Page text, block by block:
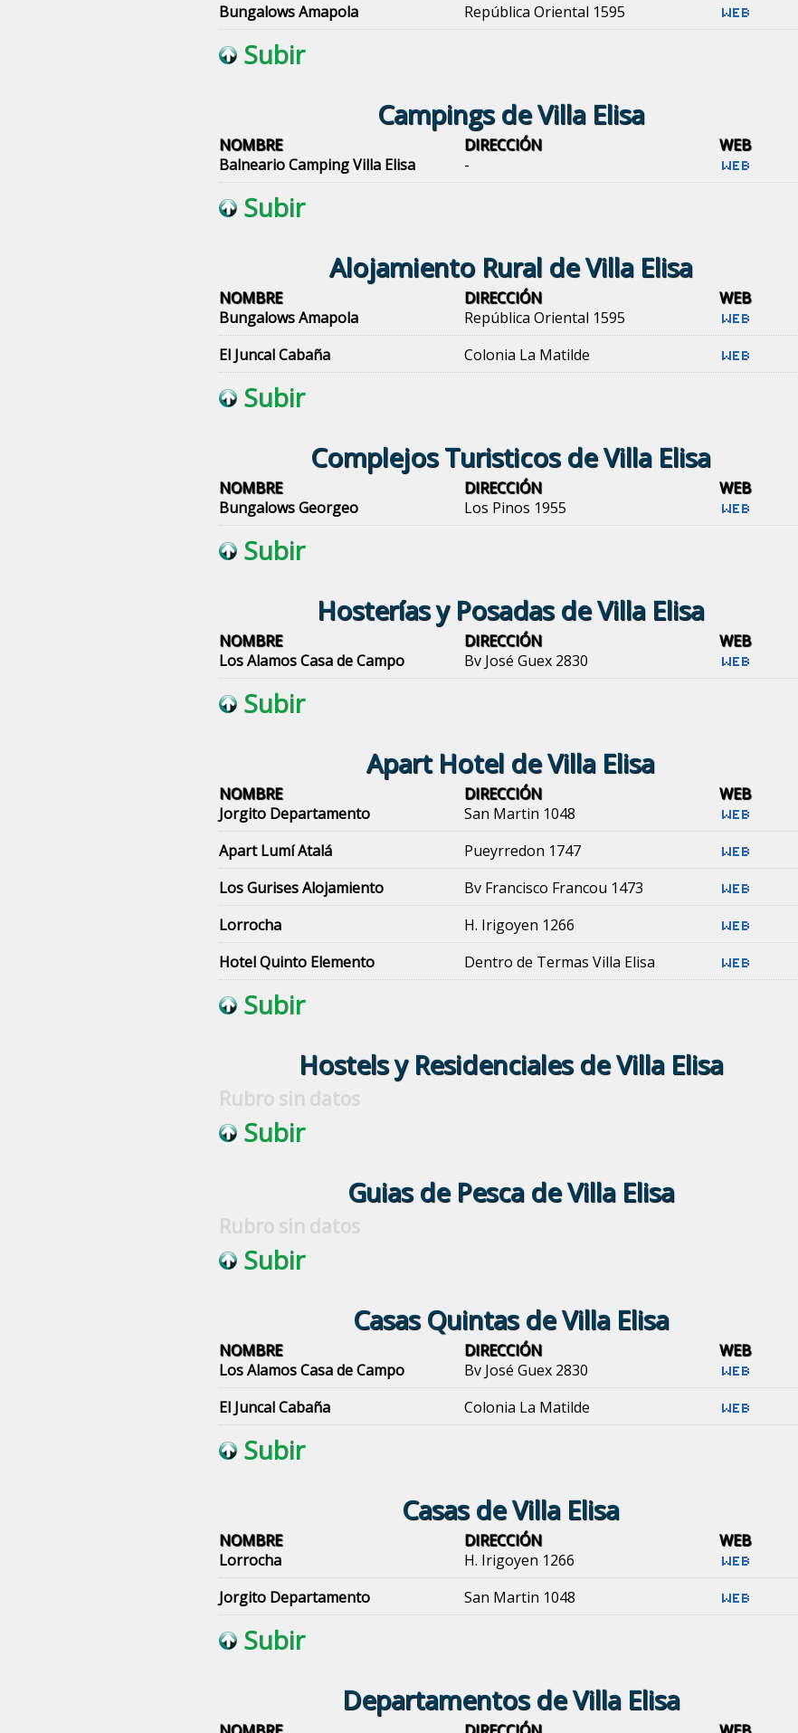
Bungalows Amapola
República Oriental 1595
Subir
Campings de Villa Elisa
NOMBRE DIRECCIÓN
WEB
Balneario Camping Villa Elisa
-
Subir
Alojamiento Rural de Villa Elisa
NOMBRE DIRECCIÓN
WEB
Bungalows Amapola
República Oriental 1595
El Juncal Cabaña
Colonia La Matilde
Subir
Complejos Turisticos de Villa Elisa
NOMBRE DIRECCIÓN
WEB
Bungalows Georgeo
Los Pinos 1955
Subir
Hosterías y Posadas de Villa Elisa
NOMBRE DIRECCIÓN
WEB
Los Alamos Casa de Campo
Bv José Guex 2830
Subir
Apart Hotel de Villa Elisa
NOMBRE DIRECCIÓN
WEB
Jorgito Departamento
San Martin 1048
Apart Lumí Atalá
Pueyrredon 1747
Los Gurises Alojamiento
Bv Francisco Francou 1473
Lorrocha
H. Irigoyen 1266
Hotel Quinto Elemento
Dentro de Termas Villa Elisa
Subir
Hostels y Residenciales de Villa Elisa
Rubro sin datos
Subir
Guias de Pesca de Villa Elisa
Rubro sin datos
Subir
Casas Quintas de Villa Elisa
NOMBRE DIRECCIÓN
WEB
Los Alamos Casa de Campo
Bv José Guex 2830
El Juncal Cabaña
Colonia La Matilde
Subir
Casas de Villa Elisa
NOMBRE DIRECCIÓN
WEB
Lorrocha
H. Irigoyen 1266
Jorgito Departamento
San Martin 1048
Subir
Departamentos de Villa Elisa